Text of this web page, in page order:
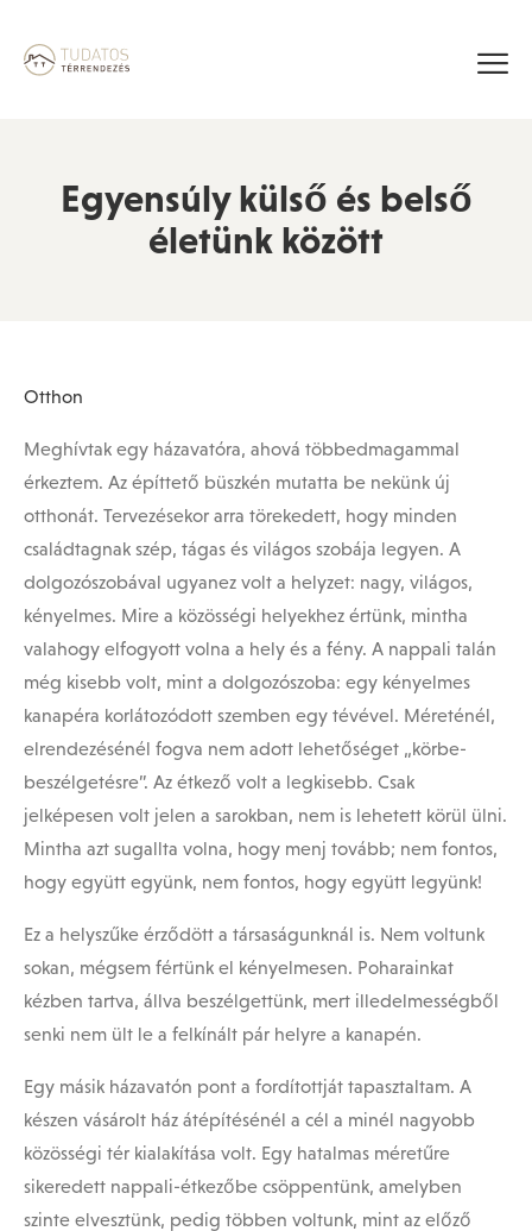
Egyensúly külső és belső
életünk között
Posted
Otthon
Meghívtak egy házavatóra, ahová többedmagammal
érkeztem. Az építtető büszkén mutatta be nekünk új
otthonát. Tervezésekor arra törekedett, hogy minden
családtagnak szép, tágas és világos szobája legyen. A
dolgozószobával ugyanez volt a helyzet: nagy, világos,
kényelmes. Mire a közösségi helyekhez értünk, mintha
valahogy elfogyott volna a hely és a fény. A nappali talán
még kisebb volt, mint a dolgozószoba: egy kényelmes
kanapéra korlátozódott szemben egy tévével. Méreténél,
elrendezésénél fogva nem adott lehetőséget „körbe-
beszélgetésre”. Az étkező volt a legkisebb. Csak
jelképesen volt jelen a sarokban, nem is lehetett körül ülni.
Mintha azt sugallta volna, hogy menj tovább; nem fontos,
hogy együtt együnk, nem fontos, hogy együtt legyünk!
Ez a helyszűke érződött a társaságunknál is. Nem voltunk
sokan, mégsem fértünk el kényelmesen. Poharainkat
kézben tartva, állva beszélgettünk, mert illedelmességből
senki nem ült le a felkínált pár helyre a kanapén.
Egy másik házavatón pont a fordítottját tapasztaltam. A
készen vásárolt ház átépítésénél a cél a minél nagyobb
közösségi tér kialakítása volt. Egy hatalmas méretűre
sikeredett nappali-étkezőbe csöppentünk, amelyben
szinte elvesztünk, pedig többen voltunk, mint az előző